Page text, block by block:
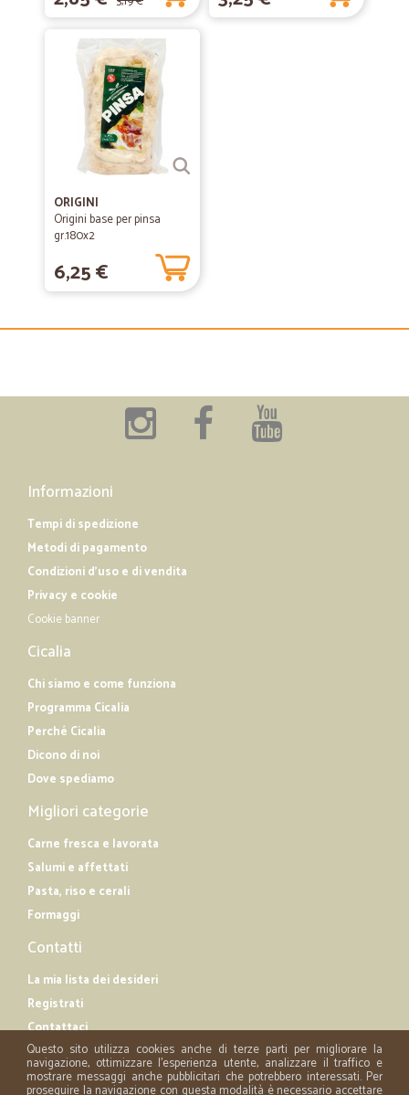
ORIGINI
Origini base per pinsa
gr.180x2
6,25 €
Informazioni
Tempi di spedizione
Metodi di pagamento
Condizioni d'uso e di vendita
Privacy e cookie
Cookie banner
Cicalia
Chi siamo e come funziona
Programma Cicalia
Perché Cicalia
Dicono di noi
Dove spediamo
Migliori categorie
Carne fresca e lavorata
Salumi e affettati
Pasta, riso e cerali
Formaggi
Contatti
La mia lista dei desideri
Registrati
Contattaci
Questo sito utilizza cookies anche di terze parti per migliorare la
navigazione, ottimizzare l'esperienza utente, analizzare il traffico e
mostrare messaggi anche pubblicitari che potrebbero interessati. Per
proseguire la navigazione con questa modalità è necessario accettare